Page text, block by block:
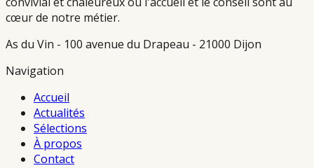
cœur de notre métier.
As du Vin - 100 avenue du Drapeau - 21000 Dijon
Navigation
Accueil
Actualités
Sélections
À propos
Contact